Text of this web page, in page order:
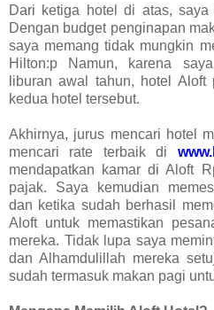
Dari ketiga hotel di atas, saya
Dengan budget penginapan
saya memang tidak mungkin
Hilton:p Namun, karena
liburan awal tahun, hotel
kedua hotel tersebut.
Akhirnya, jurus mencari hotel
mencari rate terbaik di
mendapatkan kamar di Aloft
pajak. Saya kemudian
dan ketika sudah berhasil
Aloft untuk memastikan
mereka. Tidak lupa saya
dan Alhamdulillah mereka
sudah termasuk makan pagi